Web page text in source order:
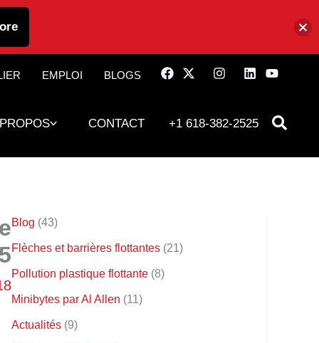
EMPLOI BLOGS
CONTACT +1 618-382-2525
Blog (43)
Flèches et barrières flottantes (21)
Pollution plastique flottante (8)
Minibytes par Al Allen (11)
Actualités (9)